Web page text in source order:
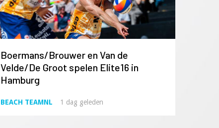
Boermans/Brouwer en Van de
Velde/De Groot spelen Elite16 in
Hamburg
BEACH TEAMNL 1 dag geleden